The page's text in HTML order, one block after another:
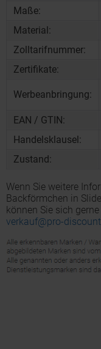
Maße:
Material:
Zolltarifnummer:
Zertifikate:
Werbeanbringung:
EAN / GTIN:
Handelsklausel:
Zustand:
Wenn Sie weitere
Backförmchen in
können Sie sich
verkauf@pro-